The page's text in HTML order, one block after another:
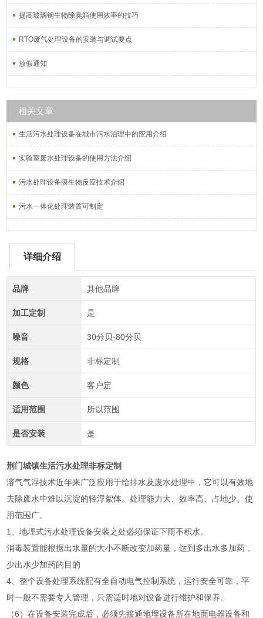
提高玻璃钢生物除臭箱使用效率的技巧
RTO废气处理设备的安装与调试要点
放假通知
相关文章
生活污水处理设备在城市污水治理中的应用介绍
实验室废水处理设备的使用方法介绍
污水处理设备膜生物反应技术介绍
污水一体化处理装置可制定
详细介绍
品牌 其他品牌
加工定制 是
噪音 30分贝-80分贝
规格 非标定制
颜色 客户定
适用范围 所以范围
是否安装 是
荆门城镇生活污水处理非标定制
溶气气浮技术近年来广泛应用于给排水及废水处理中，它可以有效地
去除废水中难以沉淀的轻浮絮体。处理能力大、效率高、占地少、使
用范围广。
1、地埋式污水处理设备安装之处必须保证下雨不积水。
消毒装置能根据出水量的大小不断改变加药量，达到多出水多加药，
少出水少加药的目的
4、整个设备处理系统配有全自动电气控制系统，运行安全可靠，平
时一般不需要专人管理，只需适时地对设备进行维护和保养。
（6）在设备安装完成后，必须先接通地埋设备所在地面电器设备和